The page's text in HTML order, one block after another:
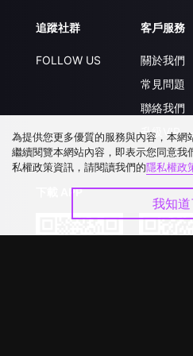
追蹤社群
FOLLOW US
客戶服務
關於我們
常見問題
聯絡我們
升級VIP
下載 APP
為提供您更多優質的服務與內容，本
繼續閱覽本網站內容，即表示您同意
私權政策資訊，請閱讀我們的隱私權政
我知道